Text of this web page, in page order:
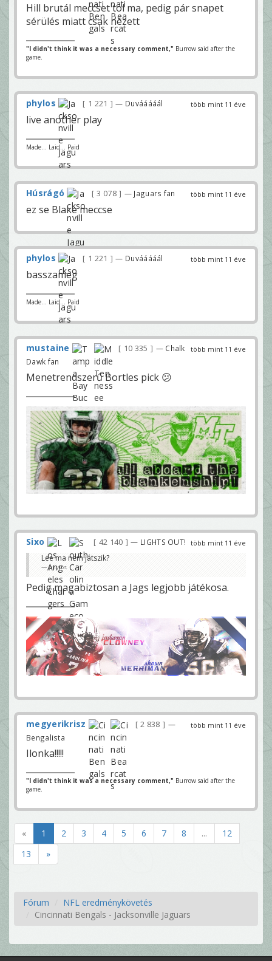
Hill brutál meccset tol ma, pedig pár snapet
sérülés miatt csak nézett
"I didn't think it was a necessary comment," Burrow said after the
game.
több mint 11 éve
phylos 1 221 — Duvááááál
live another play
Made... Laid... Paid
több mint 11 éve
Húsrágó 3 078 — Jaguars fan
ez se Blake meccse
több mint 11 éve
phylos 1 221 — Duvááááál
basszameg
Made... Laid... Paid
több mint 11 éve
mustaine 10 335
— Chalk
Dawk fan
Menetrendszerű Bortles pick 😕
több mint 11 éve
Sixo 42 140 — LIGHTS OUT!
Lee ma nem játszik?
phylos
Pedig magabiztosan a Jags legjobb játékosa.
több mint 11 éve
megyerikrisz 2 838
—
Bengalista
Ilonka!!!!!
"I didn't think it was a necessary comment," Burrow said after the
game.
« 1 2 3 4 5 6 7 8 ...
12
13
»
Fórum
NFL eredménykövetés
Cincinnati Bengals - Jacksonville Jaguars